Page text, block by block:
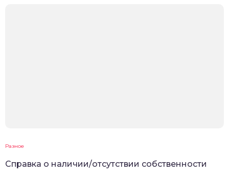
Разное
Справка о наличии/отсутствии собственности